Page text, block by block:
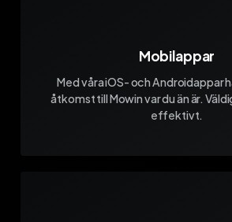
Mobilappar
Med våra iOS- och Androidappar
åtkomst till Mowin var du än är.
effektivt.